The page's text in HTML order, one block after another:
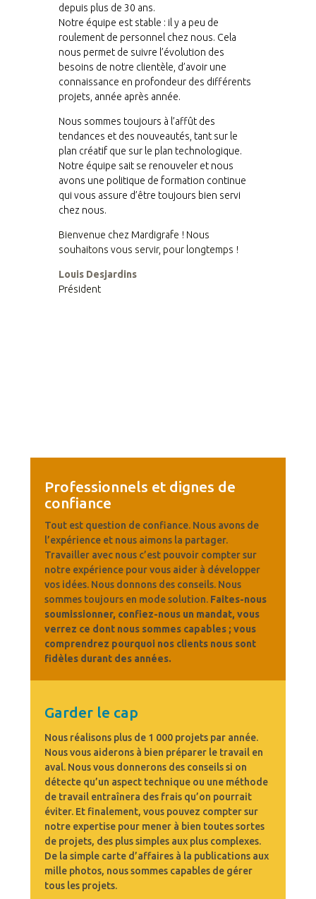
depuis plus de 30 ans.
Notre équipe est stable : il y a peu de
roulement de personnel chez nous. Cela
nous permet de suivre l’évolution des
besoins de notre clientèle, d’avoir une
connaissance en profondeur des différents
projets, année après année.
Nous sommes toujours à l’affût des
tendances et des nouveautés, tant sur le
plan créatif que sur le plan technologique.
Notre équipe sait se renouveler et nous
avons une politique de formation continue
qui vous assure d’être toujours bien servi
chez nous.
Bienvenue chez Mardigrafe ! Nous
souhaitons vous servir, pour longtemps !
Louis Desjardins
Président
Professionnels et dignes de
confiance
Tout est question de confiance. Nous avons de
l’expérience et nous aimons la partager.
Travailler avec nous c’est pouvoir compter sur
notre expérience pour vous aider à développer
vos idées. Nous donnons des conseils. Nous
sommes toujours en mode solution. Faites-nous
soumissionner, confiez-nous un mandat, vous
verrez ce dont nous sommes capables ; vous
comprendrez pourquoi nos clients nous sont
fidèles durant des années.
Garder le cap
Nous réalisons plus de 1 000 projets par année.
Nous vous aiderons à bien préparer le travail en
aval. Nous vous donnerons des conseils si on
détecte qu’un aspect technique ou une méthode
de travail entraînera des frais qu’on pourrait
éviter. Et finalement, vous pouvez compter sur
notre expertise pour mener à bien toutes sortes
de projets, des plus simples aux plus complexes.
De la simple carte d’affaires à la publications aux
mille photos, nous sommes capables de gérer
tous les projets.